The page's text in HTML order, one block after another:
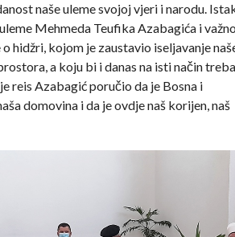
naše uleme svojoj vjeri i narodu.
Mehmeda Teufika Azabagića i
o hidžri, kojom je zaustavio iseljavanje
a koju bi i danas na isti način
reis Azabagić poručio da je Bosna i
domovina i da je ovdje naš korijen, naš